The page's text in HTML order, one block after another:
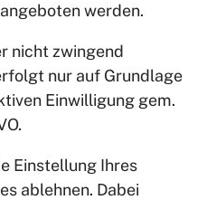
werden.
nicht zwingend
nur auf Grundlage
Einwilligung gem.
Einstellung Ihres
ablehnen. Dabei